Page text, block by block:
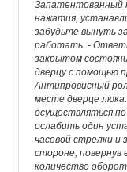
Запатентованный
нажатия,
забудьте вынуть
работать. -
закрытом
дверцу с помощью
Антипровисный
месте дверце
осуществляться
ослабить один
часовой стрелки и
стороне, повернув
количество